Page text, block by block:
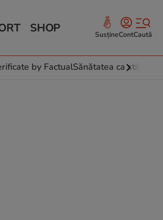
SHOP SusțineContCaută
by FactualSănătatea ca stil de